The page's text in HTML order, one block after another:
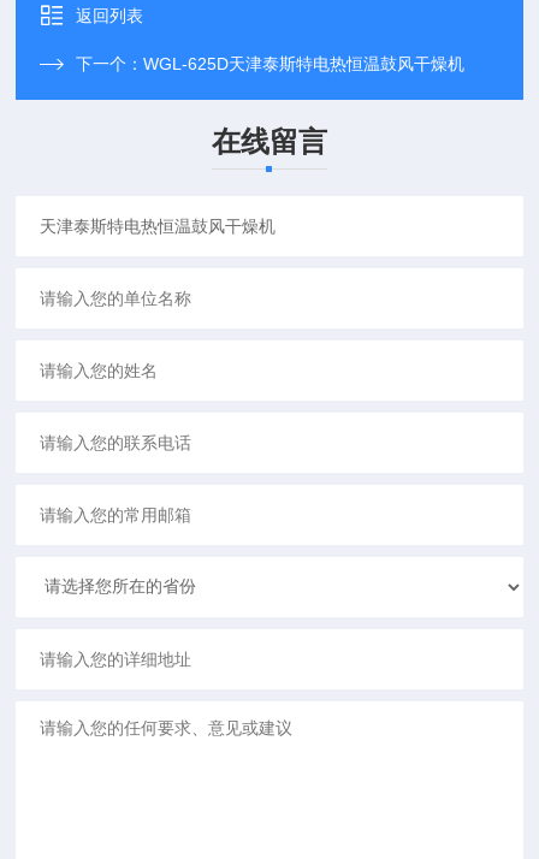
返回列表
下一个：WGL-625D天津泰斯特电热恒温鼓风干燥机
在线留言